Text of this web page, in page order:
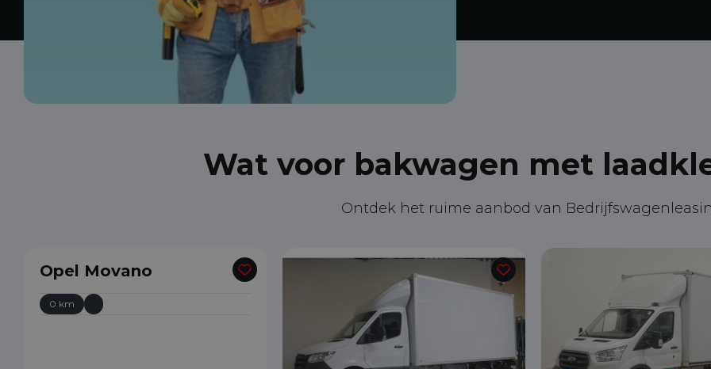
Wat voor bakwagen met
Ontdek het ruime aanbod van
Opel Movano
0 km